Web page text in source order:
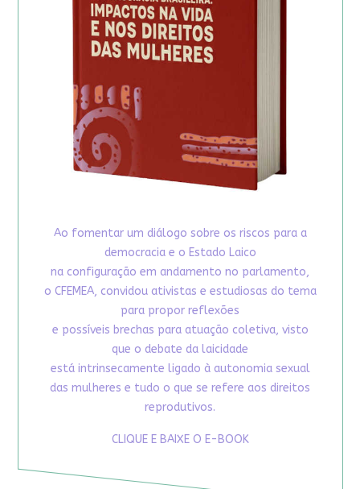
Ao fomentar um diálogo sobre os riscos para a
democracia e o Estado Laico
na configuração em andamento no parlamento,
o CFEMEA, convidou ativistas e estudiosas do tema
para propor reflexões
e possíveis brechas para atuação coletiva, visto
que o debate da laicidade
está intrinsecamente ligado à autonomia sexual
das mulheres e tudo o que se refere aos direitos
reprodutivos.
CLIQUE E BAIXE O E-BOOK